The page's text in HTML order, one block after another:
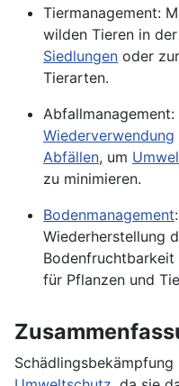
Tiermanagement:
wilden Tieren in
Siedlungen oder
Tierarten.
Abfallmanagement:
Wiederverwendung
Abfällen, um
zu minimieren.
Bodenmanagement
Wiederherstellung
Bodenfruchtbarkeit
für Pflanzen und